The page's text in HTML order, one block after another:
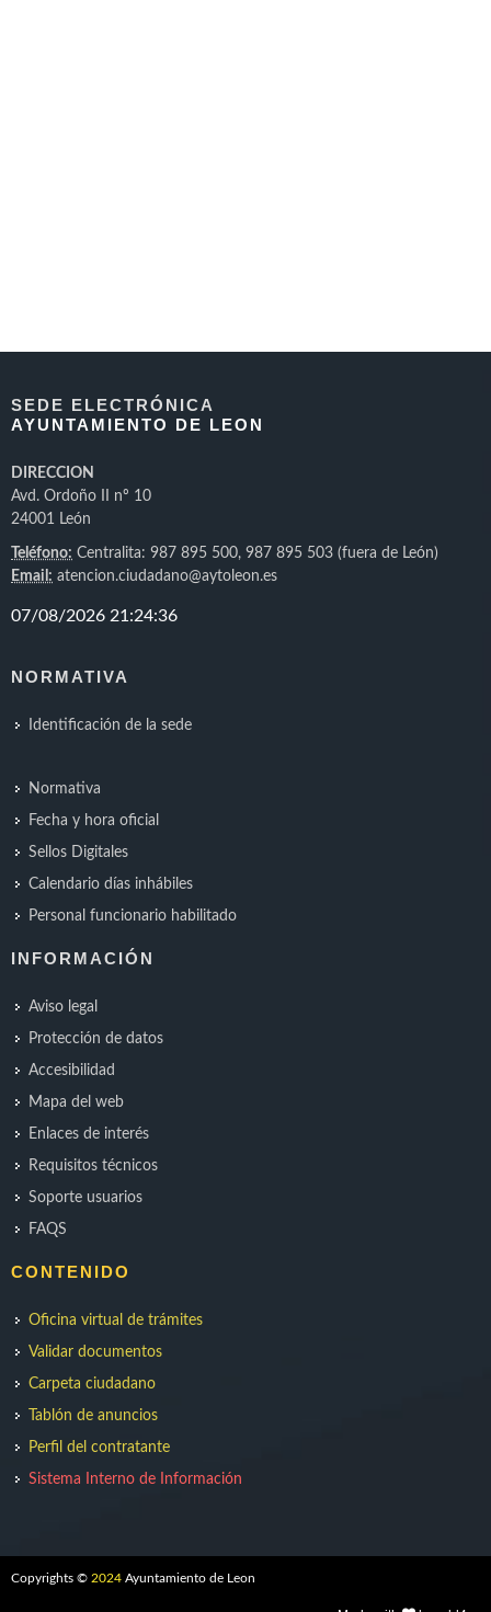
SEDE ELECTRÓNICA
AYUNTAMIENTO DE LEON
DIRECCION
Avd. Ordoño II nº 10
24001 León
Teléfono: Centralita: 987 895 500, 987 895 503 (fuera de León)
Email: atencion.ciudadano@aytoleon.es
NORMATIVA
Identificación de la sede
Normativa
Fecha y hora oficial
Sellos Digitales
Calendario días inhábiles
Personal funcionario habilitado
INFORMACIÓN
Aviso legal
Protección de datos
Accesibilidad
Mapa del web
Enlaces de interés
Requisitos técnicos
Soporte usuarios
FAQS
CONTENIDO
Oficina virtual de trámites
Validar documentos
Carpeta ciudadano
Tablón de anuncios
Perfil del contratante
Sistema Interno de Información
Copyrights © 2024 Ayuntamiento de Leon